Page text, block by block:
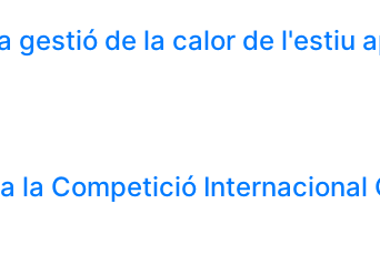
gestió de la calor de l'estiu
la Competició